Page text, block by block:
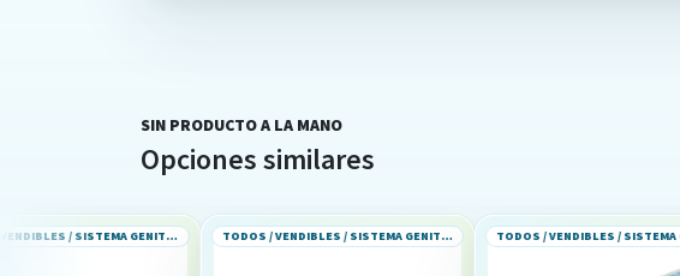
SIN PRODUCTO A LA MANO
Opciones similares
TODOS / VENDIBLES / SISTEMA GENITOURINARIO TODOS / VENDIBLES / SISTEMA GENITOURINARIO TODOS / VENDIBLES / SISTEMA GENITOURINARIO